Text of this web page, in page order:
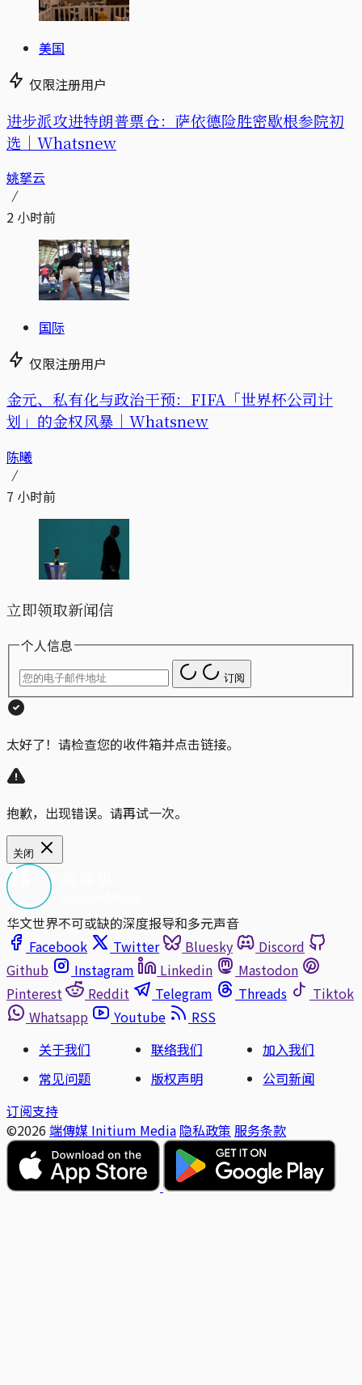
美国
仅限注册用户
进步派攻进特朗普票仓：萨依德险胜密歇根参院初
选｜Whatsnew
姚拏云
2 小时前
国际
仅限注册用户
金元、私有化与政治干预：FIFA「世界杯公司计
划」的金权风暴｜Whatsnew
陈曦
7 小时前
立即领取新闻信
个人信息
订阅
太好了！请检查您的收件箱并点击链接。
抱歉，出现错误。请再试一次。
关闭
华文世界不可或缺的深度报导和多元声音
Facebook
Twitter Bluesky
Discord
Github
Instagram Linkedin
Mastodon
Pinterest
Reddit Telegram Threads
Tiktok
Whatsapp
Youtube
RSS
关于我们
联络我们
加入我们
常见问题
版权声明
公司新闻
订阅支持
©2026 端傳媒 Initium Media 隐私政策 服务条款